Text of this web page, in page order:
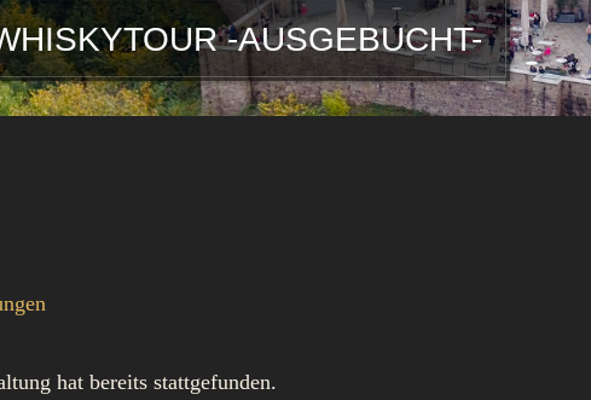
-AUSGEBUCHT-
hat bereits stattgefunden.